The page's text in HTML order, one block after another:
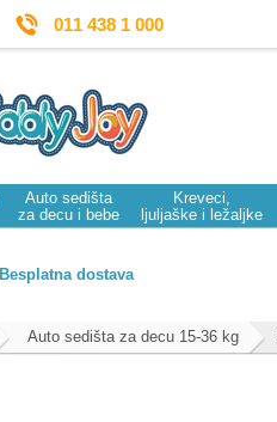
011 438 1 000
Auto sedišta
za decu i bebe
Kreveci,
ljuljaške i ležaljke
Besplatna dostava
Auto sedišta za decu 15-36 kg